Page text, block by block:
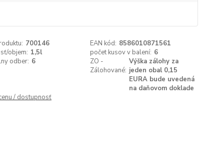
700146 EAN kód: 8586010871561
objem: 1,5l počet kusov v balení: 6
odber: 6
ZO -
Zálohované:
Výška zálohy za
jeden obal 0,15
EURA bude uvedená
na daňovom doklade
/ dostupnosť